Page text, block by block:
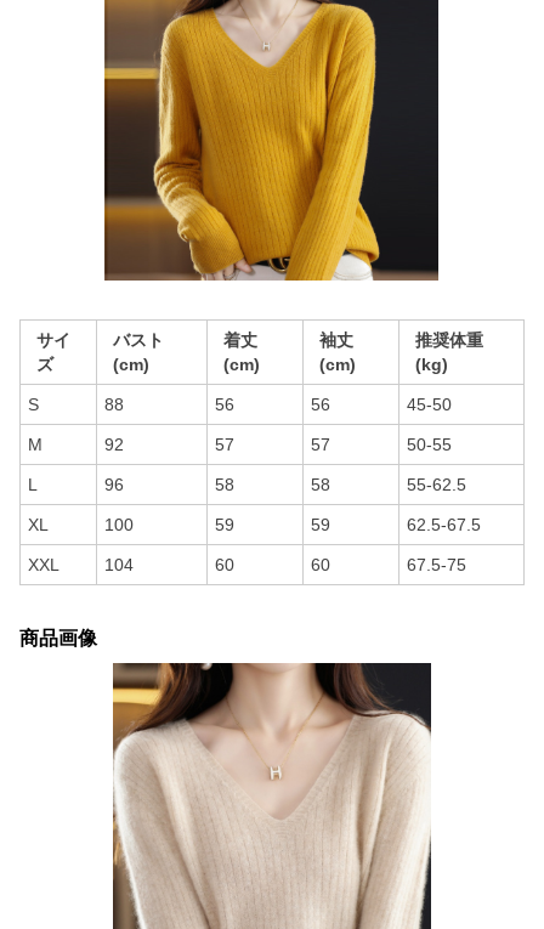
サイ
ズ
バスト
(cm)
着丈
(cm)
袖丈
(cm)
推奨体重
(kg)
S 88 56 56 45-50
M 92 57 57 50-55
L 96 58 58 55-62.5
XL 100 59 59 62.5-67.5
XXL 104 60 60 67.5-75
商品画像